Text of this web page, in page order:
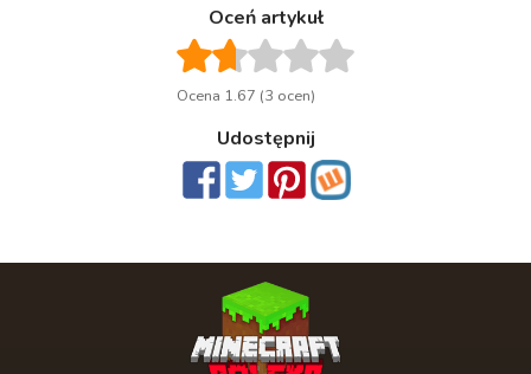
Oceń artykuł
Ocena 1.67 (3 ocen)
Udostępnij